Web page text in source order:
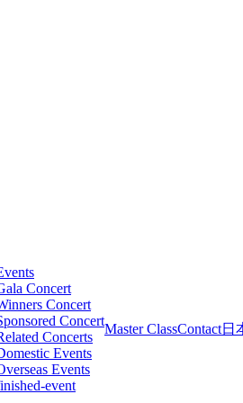
Concert
Concert
Concert
Concerts
Events
Events
event
Master ClassContact日